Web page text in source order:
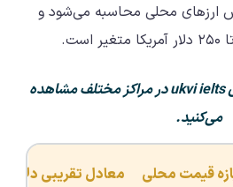
ارزهای محلی محاسبه می‌شود و
در جدول زیر هزینه آزمون ukvi ielts در مراکز مختلف مشاهده
می‌کنید.
قیمت محلی معادل تقریبی دلار